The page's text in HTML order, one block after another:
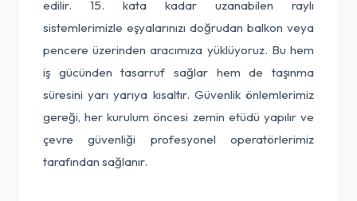
edilir. 15. kata kadar uzanabilen raylı
sistemlerimizle eşyalarınızı doğrudan balkon veya
pencere üzerinden aracımıza yüklüyoruz. Bu hem
iş gücünden tasarruf sağlar hem de taşınma
süresini yarı yarıya kısaltır. Güvenlik önlemlerimiz
gereği, her kurulum öncesi zemin etüdü yapılır ve
çevre güvenliği profesyonel operatörlerimiz
tarafından sağlanır.